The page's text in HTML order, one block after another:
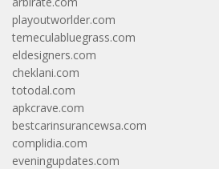
playoutworlder.com
temeculabluegrass.com
eldesigners.com
cheklani.com
totodal.com
apkcrave.com
bestcarinsurancewsa.com
complidia.com
eveningupdates.com